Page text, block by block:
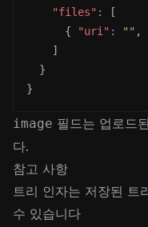
"files" :
[
{
"uri" : "" ,
]
}
}
image 필드는 업로드
다.
참고 사항
트리 인자는 저장된 트
수 있습니다